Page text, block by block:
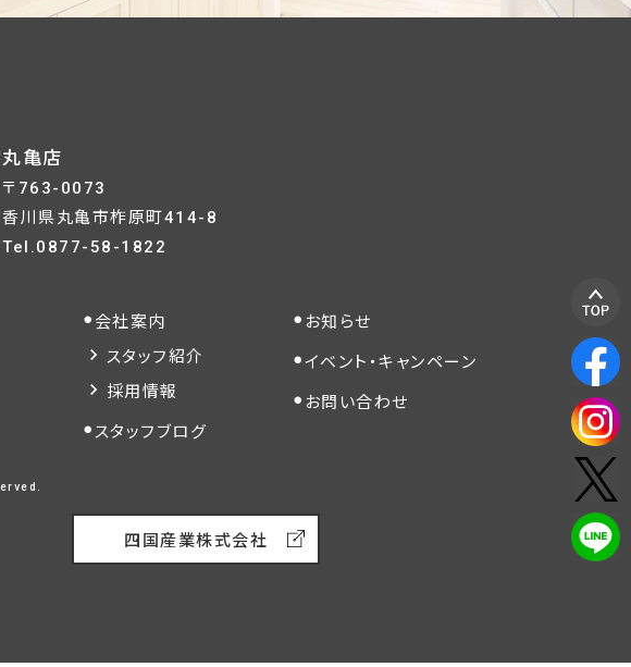
丸亀店
〒763-0073
香川県丸亀市柞原町414-8
Tel.0877-58-1822
会社案内
スタッフ紹介
採用情報
スタッフブログ
お知らせ
イベント・キャンペーン
お問い合わせ
四国産業株式会社